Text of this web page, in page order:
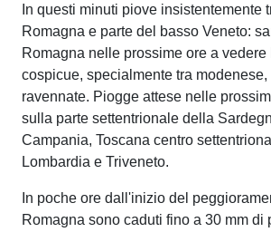
In questi minuti piove insistentemente
Romagna e parte del basso Veneto:
Romagna nelle prossime ore a
cospicue, specialmente tra
ravennate. Piogge attese nelle
sulla parte settentrionale della
Campania, Toscana centro
Lombardia e Triveneto.
In poche ore dall'inizio del
Romagna sono caduti fino a 30 mm di